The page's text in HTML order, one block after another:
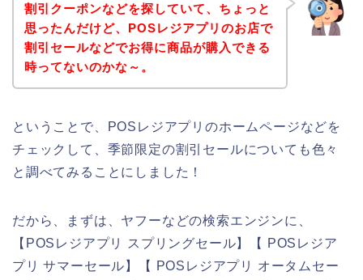
割引クーポンなどを探していて、ちょっと
思ったんだけど、POSレジアプリのお店で
割引セールなどでお得に商品が購入できる
時ってないのかな～。
ということで、POSレジアプリのホームページなどを
チェックして、季節限定の割引セールについても色々
と調べてみることにしました！
だから、まずは、ヤフーなどの検索エンジンに、
【POSレジアプリ スプリングセール】【 POSレジア
プリ サマーセール】【 POSレジアプリ オータムセー